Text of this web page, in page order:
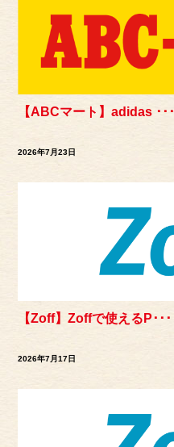
【ABCマート】adidas ･･･
2026年7月23日
【Zoff】Zoffで使えるP･･･
2026年7月17日